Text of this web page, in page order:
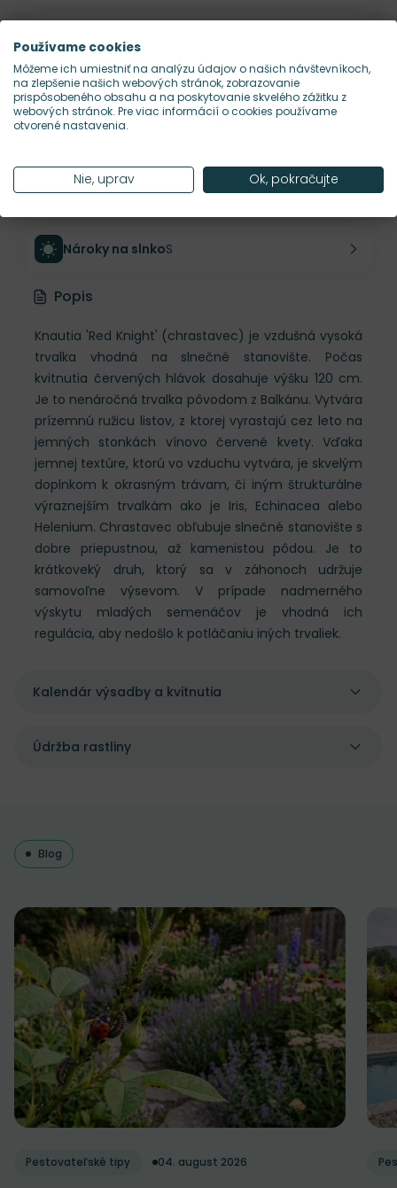
Šírka rastliny100 cm
Hustota výsadby3 ks/m²
Nároky na slnkoS
Popis
Knautia 'Red Knight' (chrastavec) je vzdušná vysoká
trvalka vhodná na slnečné stanovište. Počas
kvitnutia červených hlávok dosahuje výšku 120 cm.
Je to nenáročná trvalka pôvodom z Balkánu. Vytvára
prízemnú ružicu listov, z ktorej vyrastajú cez leto na
jemných stonkách vínovo červené kvety. Vďaka
jemnej textúre, ktorú vo vzduchu vytvára, je skvelým
doplnkom k okrasným trávam, či iným štrukturálne
výraznejším trvalkám ako je Iris, Echinacea alebo
Helenium. Chrastavec obľubuje slnečné stanovište s
dobre priepustnou, až kamenistou pôdou. Je to
krátkoveký druh, ktorý sa v záhonoch udržuje
samovoľne výsevom. V prípade nadmerného
výskytu mladých semenáčov je vhodná ich
regulácia, aby nedošlo k potláčaniu iných trvaliek.
Kalendár výsadby a kvitnutia
Údržba rastliny
Blog
Pestovateľské tipy 04. august 2026
Používame cookies
Môžeme ich umiestniť na analýzu údajov o našich návštevníkoch,
na zlepšenie našich webových stránok, zobrazovanie
prispôsobeného obsahu a na poskytovanie skvelého zážitku z
webových stránok. Pre viac informácií o cookies používame
otvorené nastavenia.
Nie, uprav Ok, pokračujte